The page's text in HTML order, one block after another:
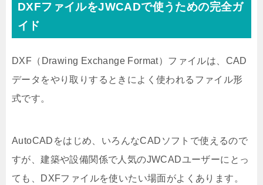
DXFファイルをJWCADで使うための完全ガ
イド
DXF（Drawing Exchange Format）ファイルは、CAD
データをやり取りするときによく使われるファイル形
式です。
AutoCADをはじめ、いろんなCADソフトで使えるので
すが、建築や設備関係で人気のJWCADユーザーにとっ
ても、DXFファイルを使いたい場面がよくあります。